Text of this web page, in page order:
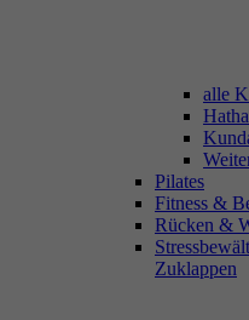
alle
Pilates
Fitness &
Rücken &
Zuklappen